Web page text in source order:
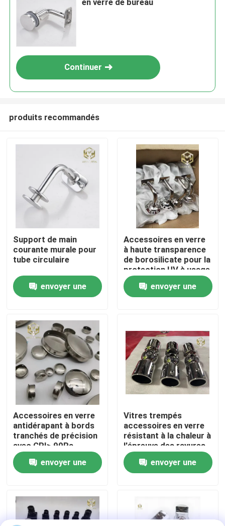
Produits
A propos de nous
Visite d'usine
Contrôle de la qualité
Contact
nouvelles
Tous les cas
profils en aluminium pour des fenêtres et des portes
en verre de bureau
Continuer
produits recommandés
Support de main
courante murale pour
tube circulaire
envoyer une
Accessoires en verre
à haute transparence
de borosilicate pour la
protection UV à usage
de laboratoire
envoyer une
Accessoires en verre
antidérapant à bords
tranchés de précision
avec CRI> 90Ra
envoyer une
Vitres trempés
accessoires en verre
résistant à la chaleur à
l'épreuve des rayures
pour la décoration
intérieureenvoyer une